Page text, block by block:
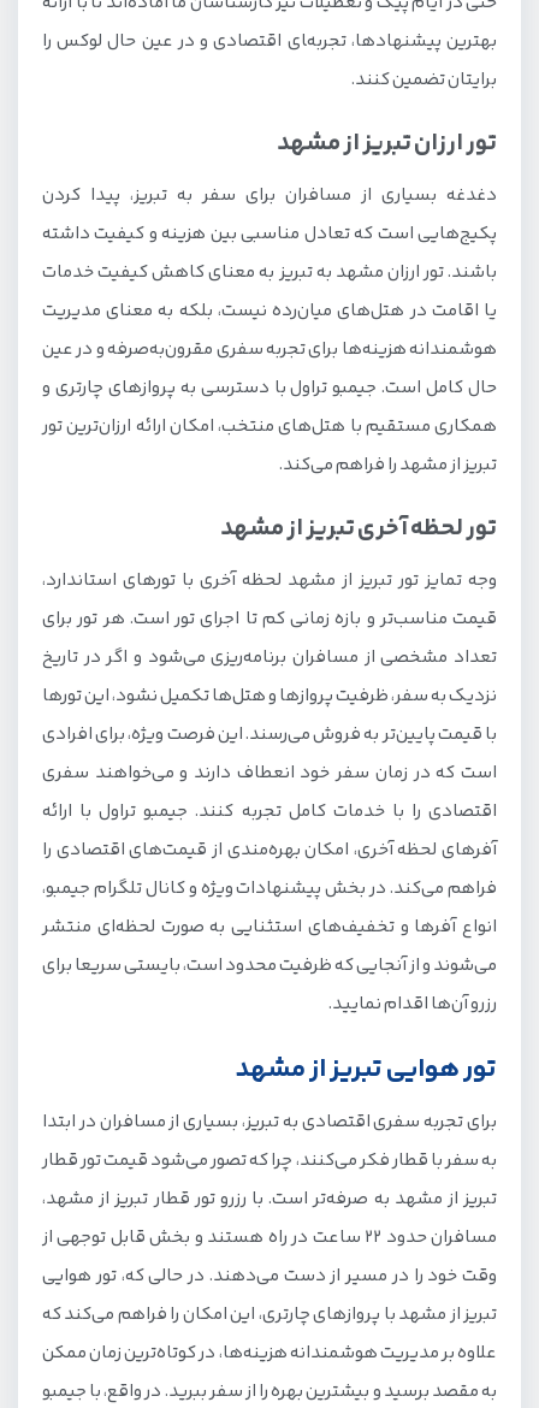
بهترین پیشنهادها، تجربه‌‍ای اقتصادی و در عین حال لوکس را
برایتان تضمین کنند.
تور ارزان تبریز از مشهد
دغدغه بسیاری از مسافران برای سفر به تبریز، پیدا کردن
پکیج‌هایی است که تعادل مناسبی بین هزینه و کیفیت داشته
باشند. تور ارزان مشهد به تبریز به معنای کاهش کیفیت خدمات
یا اقامت در هتل‌های میان‌رده نیست، بلکه به معنای مدیریت
هوشمندانه هزینه‌ها برای تجربه سفری مقرون‌به‌صرفه و در عین
حال کامل است. جیمبو تراول با دسترسی به پروازهای چارتری و
همکاری مستقیم با هتل‌های منتخب، امکان ارائه ارزان‌ترین تور
تبریز از مشهد را فراهم می‌کند.
تور لحظه آخری تبریز از مشهد
وجه تمایز تور تبریز از مشهد لحظه آخری با تورهای استاندارد،
قیمت مناسب‌تر و بازه زمانی کم تا اجرای تور است. هر تور برای
تعداد مشخصی از مسافران برنامه‌ریزی می‌شود و اگر در تاریخ
نزدیک به سفر، ظرفیت پروازها و هتل‌ها تکمیل نشود، این تورها
با قیمت پایین‌تر به فروش می‌رسند. این فرصت ویژه، برای افرادی
است که در زمان سفر خود انعطاف دارند و می‌خواهند سفری
اقتصادی را با خدمات کامل تجربه کنند. جیمبو تراول با ارائه
آفرهای لحظه آخری، امکان بهره‌مندی از قیمت‌های اقتصادی را
فراهم می‌کند. در بخش پیشنهادات ویژه و کانال تلگرام جیمبو،
انواع آفرها و تخفیف‌های استثنایی به صورت لحظه‌ای منتشر
می‌شوند و از آنجایی که ظرفیت محدود است، بایستی سریعا برای
رزرو آن‌ها اقدام نمایید.
تور هوایی تبریز از مشهد
برای تجربه سفری اقتصادی به تبریز، بسیاری از مسافران در ابتدا
به سفر با قطار فکر می‌کنند، چرا که تصور می‌شود قیمت تور قطار
تبریز از مشهد به صرفه‌تر است. با رزرو تور قطار تبریز از مشهد،
مسافران حدود 22 ساعت در راه هستند و بخش قابل توجهی از
وقت خود را در مسیر از دست می‌دهند. در حالی که، تور هوایی
تبریز از مشهد با پروازهای چارتری، این امکان را فراهم می‌کند که
علاوه بر مدیریت هوشمندانه هزینه‌ها، در کوتاه‌ترین زمان ممکن
به مقصد برسید و بیشترین بهره را از سفر ببرید. در واقع، با جیمبو